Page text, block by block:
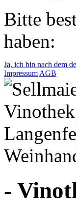
Bitte
haben:
Ja, ich bin nach dem
Impressum AGB
-